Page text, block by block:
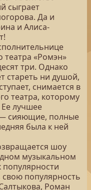
сыграет
Да и
и Алиса-
театра «Ромэн»
три. Однако
стареть ни душой,
снимается в
театра, которому
Ее лучшее
сияющие, полные
была к ней
шоу
музыкальном
популярности
популярность
Роман